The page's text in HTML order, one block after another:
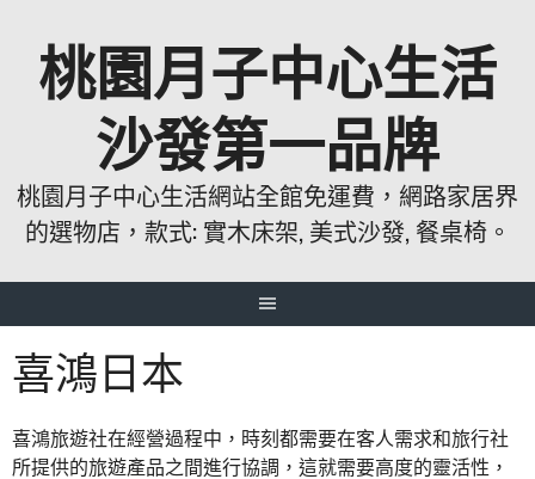
桃園月子中心生活
沙發第一品牌
桃園月子中心生活網站全館免運費，網路家居界
的選物店，款式: 實木床架, 美式沙發, 餐桌椅。
喜鴻日本
喜鴻旅遊社在經營過程中，時刻都需要在客人需求和旅行社
所提供的旅遊產品之間進行協調，這就需要高度的靈活性，